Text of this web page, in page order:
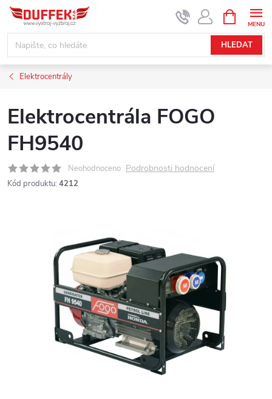
Přejít
obsah
HLEDAT
NÁKUPNÍ
KOŠÍK
Elektrocentrály
Elektrocentrála FOGO
FH9540
Neohodnoceno Podrobnosti hodnocení
Kód produktu: 4212